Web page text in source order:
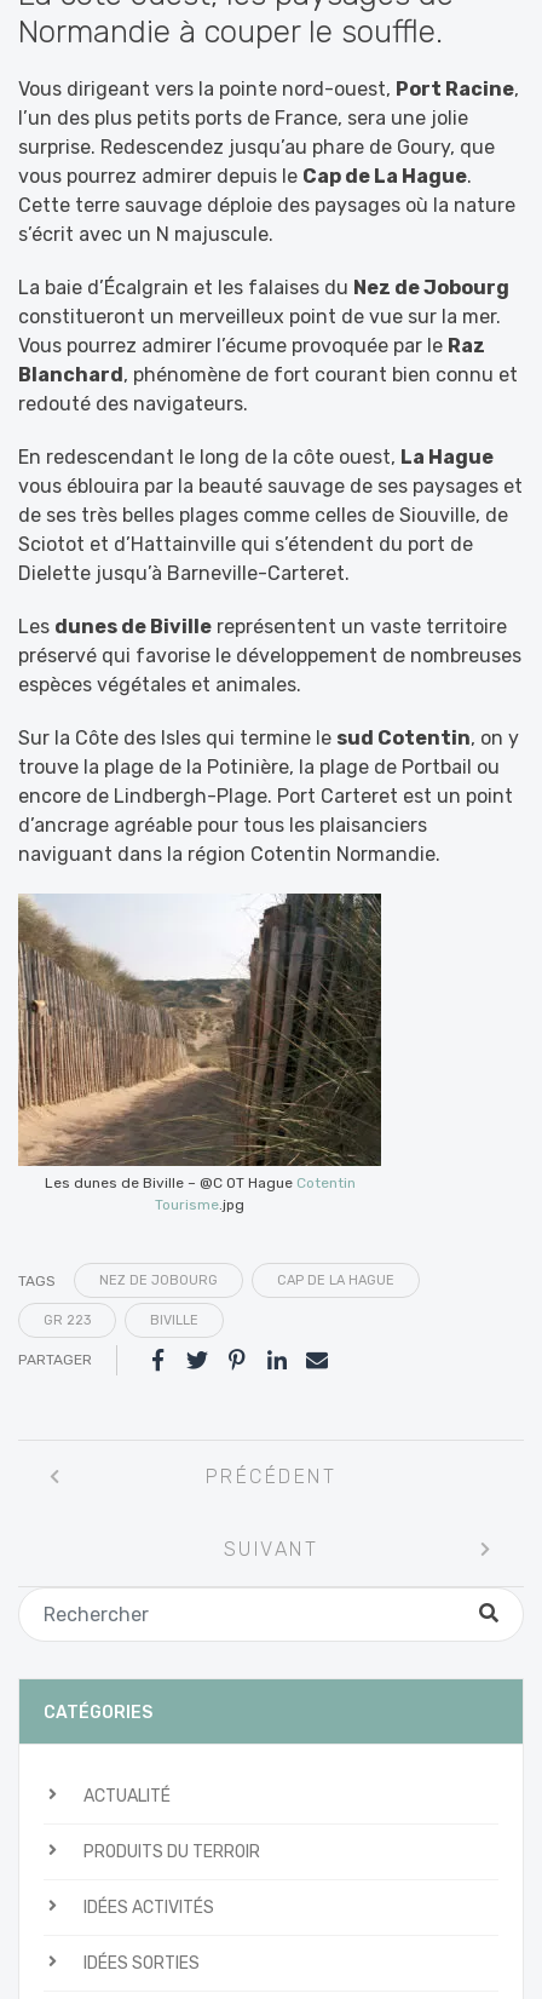
Normandie à couper le souffle.
Vous dirigeant vers la pointe nord-ouest, Port Racine,
l’un des plus petits ports de France, sera une jolie
surprise. Redescendez jusqu’au phare de Goury, que
vous pourrez admirer depuis le Cap de La Hague.
Cette terre sauvage déploie des paysages où la nature
s’écrit avec un N majuscule.
La baie d’Écalgrain et les falaises du Nez de Jobourg
constitueront un merveilleux point de vue sur la mer.
Vous pourrez admirer l’écume provoquée par le Raz
Blanchard, phénomène de fort courant bien connu et
redouté des navigateurs.
En redescendant le long de la côte ouest, La Hague
vous éblouira par la beauté sauvage de ses paysages et
de ses très belles plages comme celles de Siouville, de
Sciotot et d’Hattainville qui s’étendent du port de
Dielette jusqu’à Barneville-Carteret.
Les dunes de Biville représentent un vaste territoire
préservé qui favorise le développement de nombreuses
espèces végétales et animales.
Sur la Côte des Isles qui termine le sud Cotentin, on y
trouve la plage de la Potinière, la plage de Portbail ou
encore de Lindbergh-Plage. Port Carteret est un point
d’ancrage agréable pour tous les plaisanciers
naviguant dans la région Cotentin Normandie.
Les dunes de Biville – @C OT Hague Cotentin
Tourisme.jpg
TAGS NEZ DE JOBOURG CAP DE LA HAGUE
GR 223 BIVILLE
PARTAGER
entre
PRÉCÉDENT
SUIVANT
CATÉGORIES
ACTUALITÉ
PRODUITS DU TERROIR
IDÉES ACTIVITÉS
IDÉES SORTIES